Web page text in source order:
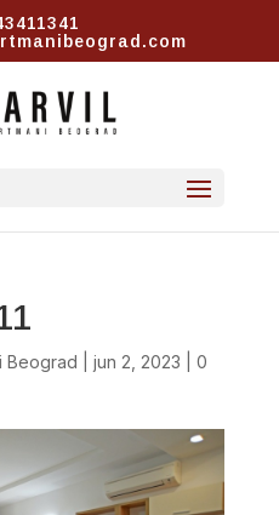
Beograd jun 2, 2023
0